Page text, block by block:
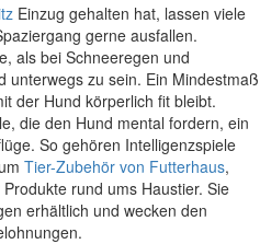
Einzug gehalten hat, lassen viele
gerne ausfallen.
als bei Schneeregen und
unterwegs zu sein. Ein Mindestmaß
der Hund körperlich fit bleibt.
die den Hund mental fordern, ein
So gehören Intelligenzspiele
Tier-Zubehör von Futterhaus,
rund ums Haustier. Sie
erhältlich und wecken den